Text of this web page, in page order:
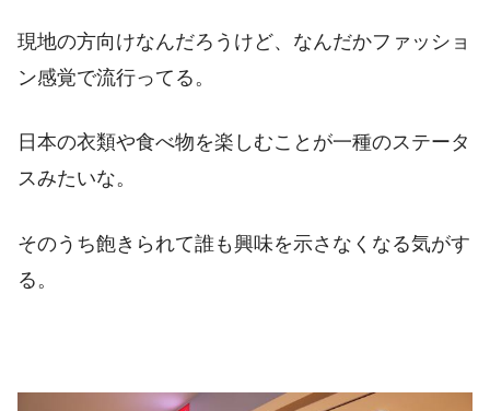
現地の方向けなんだろうけど、なんだかファッショ
ン感覚で流行ってる。
日本の衣類や食べ物を楽しむことが一種のステータ
スみたいな。
そのうち飽きられて誰も興味を示さなくなる気がす
る。